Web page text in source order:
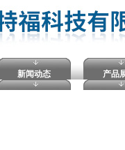
新闻动态 产品